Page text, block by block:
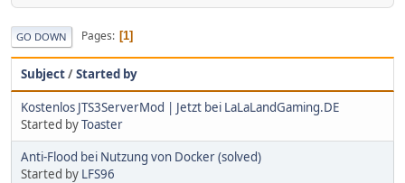
GO DOWN Pages 1
Subject/Started by
Kostenlos JTS3ServerMod | Jetzt bei LaLaLandGaming.DE
Started byToaster
Anti-Flood bei Nutzung von Docker (solved)
Started by LFS96